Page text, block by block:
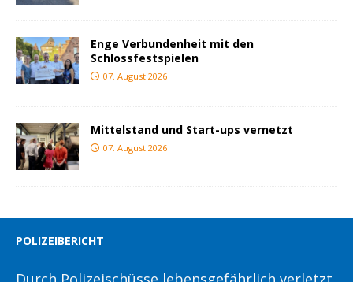
Enge Verbundenheit mit den
Schlossfestspielen
07. August 2026
Mittelstand und Start-ups vernetzt
07. August 2026
POLIZEIBERICHT